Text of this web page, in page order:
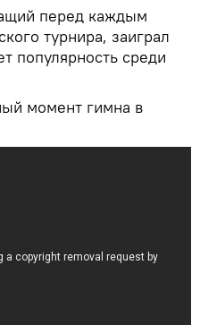
перед каждым
турнира, заиграл
популярность среди
момент гимна в